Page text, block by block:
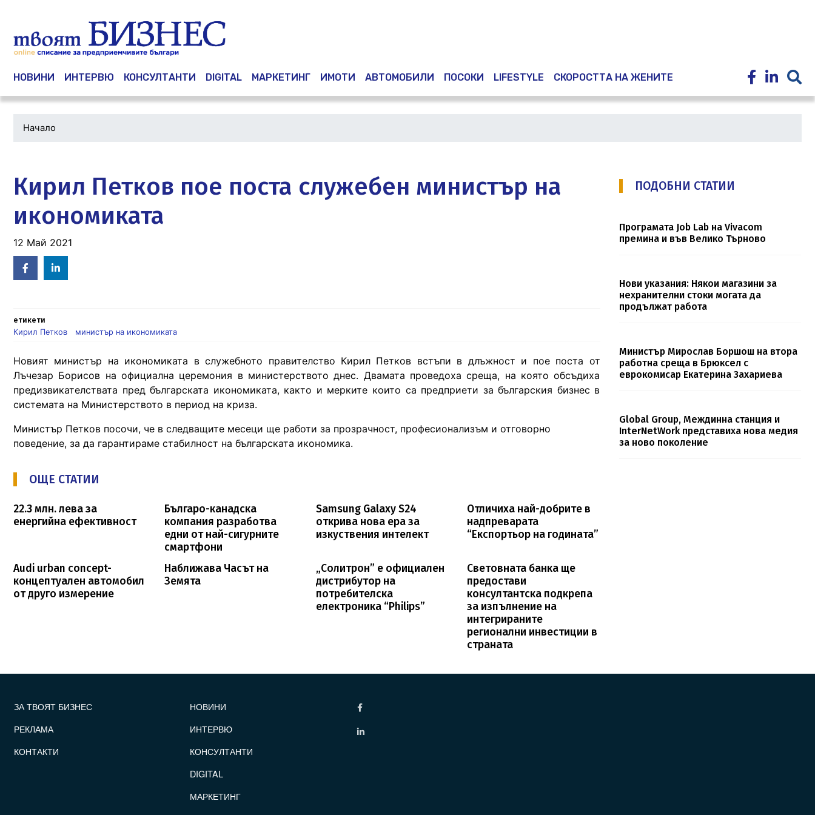
Main navigation
НОВИНИ ИНТЕРВЮ КОНСУЛТАНТИ DIGITAL МАРКЕТИНГ ИМОТИ АВТОМОБИЛИ ПОСОКИ LIFESTYLE СКОРОСТТА НА ЖЕНИТЕ
Начало
Кирил Петков пое поста служебен министър на
икономиката
12 Май 2021
Facebook
in
етикети
Кирил Петков
министър на икономиката
Новият министър на икономиката в служебното правителство Кирил Петков встъпи в длъжност и пое поста от
Лъчезар Борисов на официална церемония в министерството днес. Двамата проведоха среща, на която обсъдиха
предизвикателствата пред българската икономиката, както и мерките които са предприети за българския бизнес в
системата на Министерството в период на криза.
Министър Петков посочи, че в следващите месеци ще работи за прозрачност, професионализъм и отговорно
поведение, за да гарантираме стабилност на българската икономика.
ОЩЕ СТАТИИ
22.3 млн. лева за
енергийна ефективност
Българо-канадска
компания разработва
едни от най-сигурните
смартфони
Samsung Galaxy S24
открива нова ера за
изкуствения интелект
Отличиха най-добрите в
надпреварата
“Експортьор на годината”
Audi urban concept-
концептуален автомобил
от друго измерение
Наближава Часът на
Земята
„Солитрон” е официален
дистрибутор на
потребителска
електроника “Philips”
Световната банка ще
предостави
консултантска подкрепа
за изпълнение на
интегрираните
регионални инвестиции в
страната
ПОДОБНИ СТАТИИ
Програмата Job Lab на Vivacom
премина и във Велико Търново
Нови указания: Някои магазини за
нехранителни стоки могата да
продължат работа
Министър Мирослав Боршош на втора
работна среща в Брюксел с
еврокомисар Екатерина Захариева
Global Group, Междинна станция и
InterNetWork представиха нова медия
за ново поколение
ЗА ТВОЯТ БИЗНЕС
РЕКЛАМА
КОНТАКТИ
НОВИНИ
ИНТЕРВЮ
КОНСУЛТАНТИ
DIGITAL
МАРКЕТИНГ